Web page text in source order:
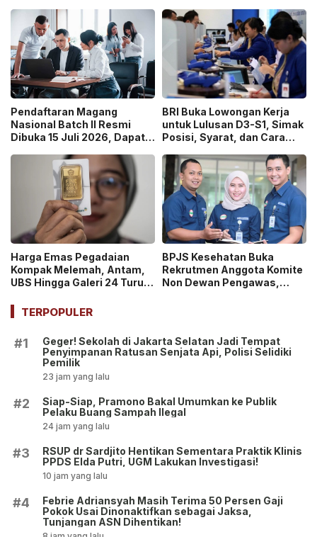
Media Digital!
Pendaftaran Magang
Nasional Batch II Resmi
Dibuka 15 Juli 2026, Dapat
BRI Buka Lowongan Kerja
untuk Lulusan D3-S1, Simak
Posisi, Syarat, dan Cara
Harga Emas Pegadaian
Kompak Melemah, Antam,
UBS Hingga Galeri 24 Turun
BPJS Kesehatan Buka
Rekrutmen Anggota Komite
Non Dewan Pengawas,
TERPOPULER
#1
Geger! Sekolah di Jakarta Selatan Jadi Tempat
Penyimpanan Ratusan Senjata Api, Polisi Selidiki
Pemilik
23 jam yang lalu
#2
Siap-Siap, Pramono Bakal Umumkan ke Publik
Pelaku Buang Sampah Ilegal
24 jam yang lalu
#3
RSUP dr Sardjito Hentikan Sementara Praktik Klinis
PPDS Elda Putri, UGM Lakukan Investigasi!
10 jam yang lalu
#4
Febrie Adriansyah Masih Terima 50 Persen Gaji
Pokok Usai Dinonaktifkan sebagai Jaksa,
Tunjangan ASN Dihentikan!